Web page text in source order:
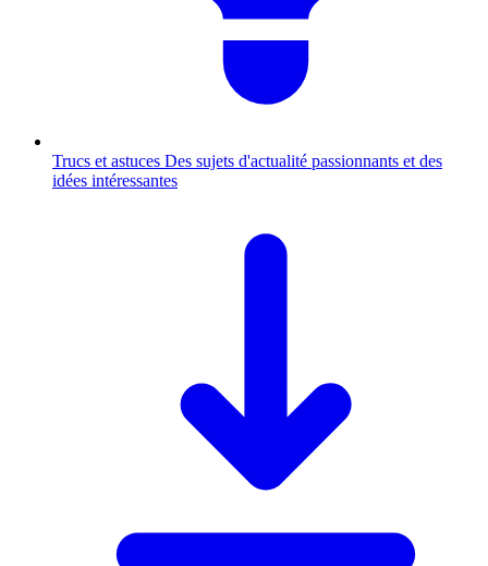
Trucs et astuces Des sujets d'actualité passionnants et des
idées intéressantes